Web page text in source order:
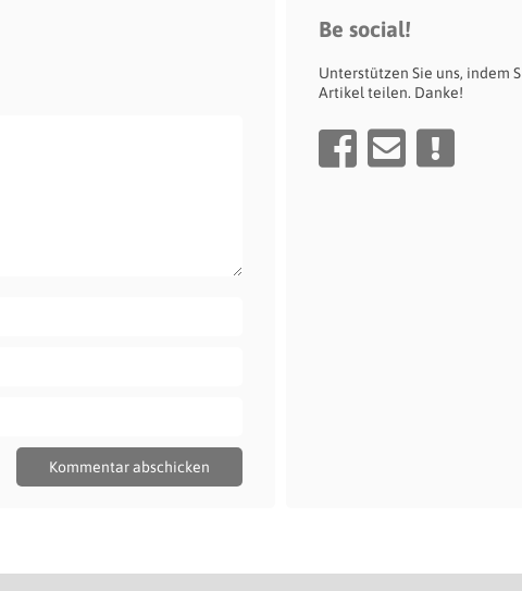
Be social!
Unterstützen Sie uns, indem
Artikel teilen. Danke!